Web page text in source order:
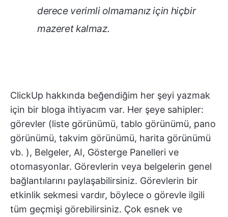
derece verimli olmamanız için hiçbir
mazeret kalmaz.
ClickUp hakkında beğendiğim her şeyi yazmak
için bir bloga ihtiyacım var. Her şeye sahipler:
görevler (liste görünümü, tablo görünümü, pano
görünümü, takvim görünümü, harita görünümü
vb. ), Belgeler, AI, Gösterge Panelleri ve
otomasyonlar. Görevlerin veya belgelerin genel
bağlantılarını paylaşabilirsiniz. Görevlerin bir
etkinlik sekmesi vardır, böylece o görevle ilgili
tüm geçmişi görebilirsiniz. Çok esnek ve